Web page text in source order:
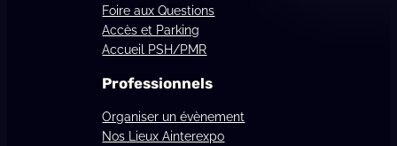
Foire aux Questions
Accès et Parking
Accueil PSH/PMR
Professionnels
Organiser un évènement
Nos Lieux Ainterexpo